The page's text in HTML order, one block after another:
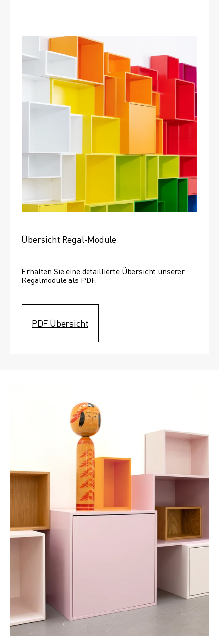
Übersicht Regal-Module
Erhalten Sie eine detaillierte Übersicht unserer
Regalmodule als PDF.
PDF Übersicht